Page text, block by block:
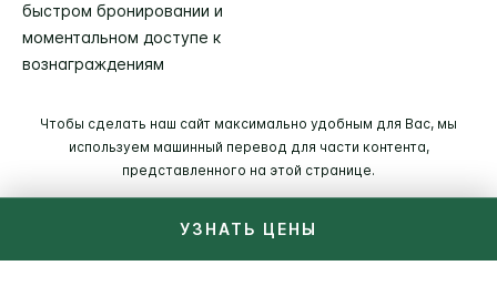
УЗНАТЬ ЦЕНЫ
быстром бронировании и
моментальном доступе к
вознаграждениям
Чтобы сделать наш сайт максимально удобным для Вас, мы
используем машинный перевод для части контента,
представленного на этой странице.
© 2026 IHG. Все права сохранены (зам. Защищены).